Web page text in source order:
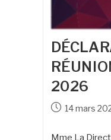
2026
14 mars
Mme La